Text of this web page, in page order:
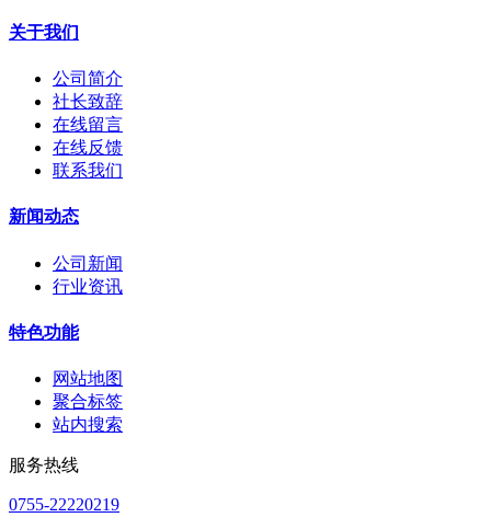
关于我们
公司简介
社长致辞
在线留言
在线反馈
联系我们
新闻动态
公司新闻
行业资讯
特色功能
网站地图
聚合标签
站内搜索
服务热线
0755-22220219